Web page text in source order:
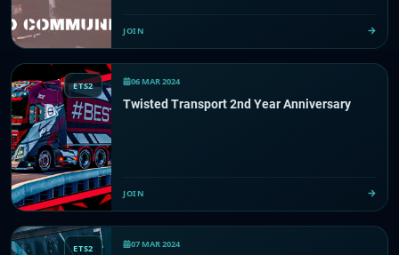
JOIN
ETS2 06 MAR 2024
Twisted Transport 2nd Year Anniversary
JOIN
ETS2 07 MAR 2024